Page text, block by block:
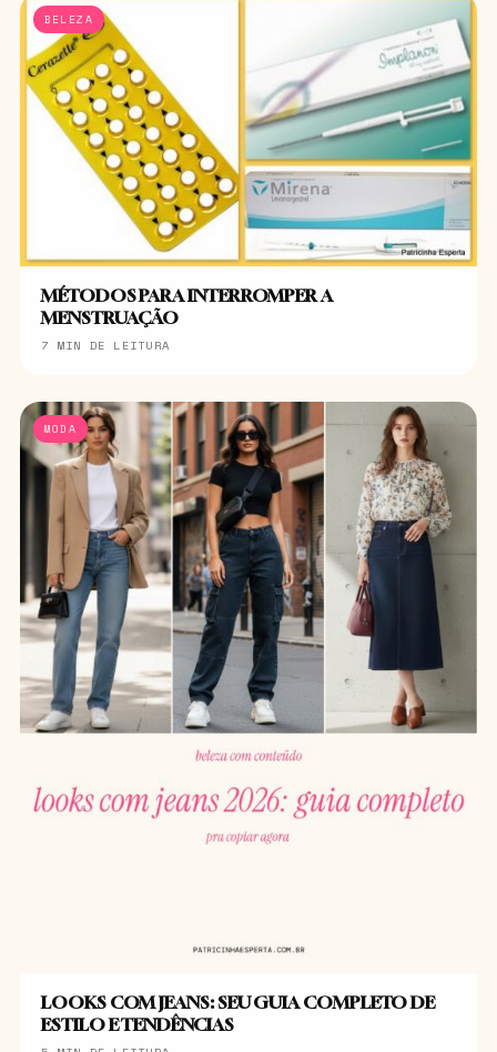
BELEZA
MÉTODOS PARA INTERROMPER A
MENSTRUAÇÃO
7 MIN DE LEITURA
MODA
LOOKS COM JEANS: SEU GUIA COMPLETO DE
ESTILO E TENDÊNCIAS